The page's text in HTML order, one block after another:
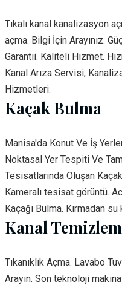
Tıkalı kanal kanalizasyon
açma. Bilgi İçin Arayınız.
Garantii. Kaliteli Hizmet.
Kanal Arıza Servisi,
Hizmetleri.
Kaçak Bulma
Manisa'da Konut Ve İş
Noktasal Yer Tespiti Ve
Tesisatlarında Oluşan
Kameralı tesisat görüntü.
Kaçağı Bulma. Kırmadan
Kanal
Tıkanıklık Açma. Lavabo
Arayın. Son teknoloji